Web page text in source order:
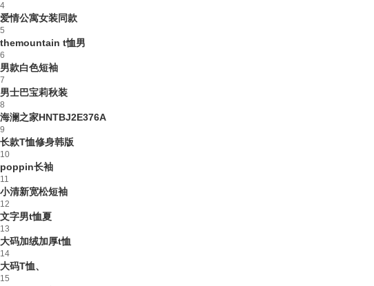
4
爱情公寓女装同款
5
themountain t恤男
6
男款白色短袖
7
男士巴宝莉秋装
8
海澜之家HNTBJ2E376A
9
长款T恤修身韩版
10
poppin长袖
11
小清新宽松短袖
12
文字男t恤夏
13
大码加绒加厚t恤
14
大码T恤、
15